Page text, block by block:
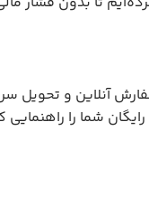
آنلاین و تحویل
شما را راهنمایی